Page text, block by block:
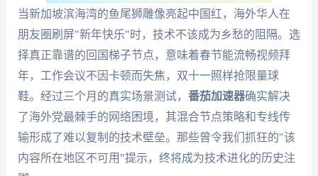
当新加坡滨海湾的鱼尾狮雕像亮起中国红，海外华人在
朋友圈刷屏"新年快乐"时，技术不该成为乡愁的阻隔。选
择真正靠谱的回国梯子节点，意味着春节能流畅视频拜
年，工作会议不因卡顿而失焦，双十一照样抢限量球
鞋。经过三个月的真实场景测试， 番茄加速器确实解决
了海外党最棘手的网络困境，其混合节点策略和专线传
输形成了难以复制的技术壁垒。那些曾令我们抓狂的"该
内容所在地区不可用"提示，终将成为技术进化的历史注